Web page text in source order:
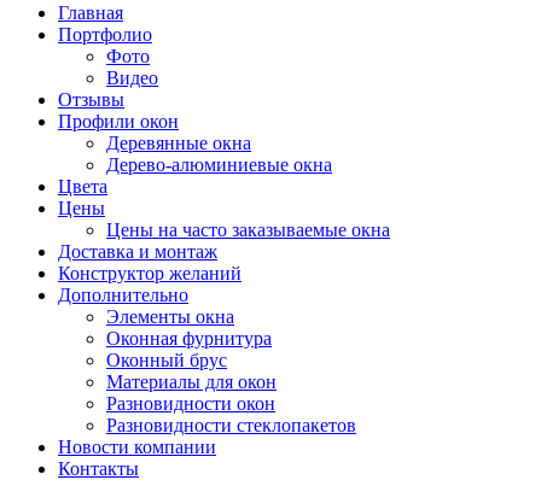
Главная
Портфолио
Фото
Видео
Отзывы
Профили окон
Деревянные окна
Дерево-алюминиевые окна
Цвета
Цены
Цены на часто заказываемые окна
Доставка и монтаж
Конструктор желаний
Дополнительно
Элементы окна
Оконная фурнитура
Оконный брус
Материалы для окон
Разновидности окон
Разновидности стеклопакетов
Новости компании
Контакты